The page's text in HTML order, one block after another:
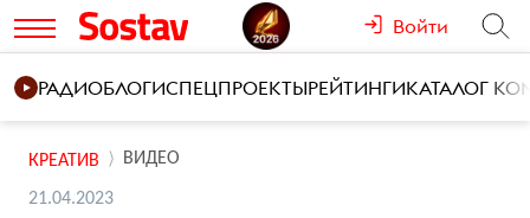
Войти
РАДИОБЛОГИСПЕЦПРОЕКТЫРЕЙТИНГИКАТАЛОГ
КРЕАТИВ ВИДЕО
21.04.2023